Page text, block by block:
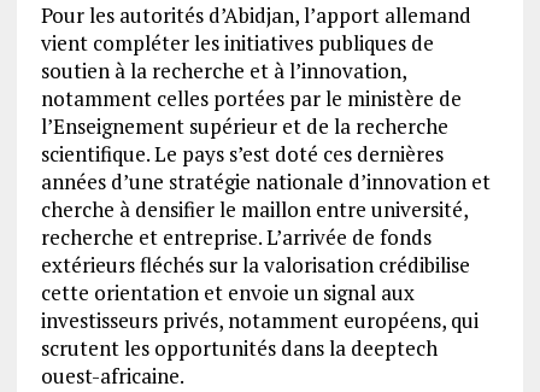
Pour les autorités d’Abidjan, l’apport allemand
vient compléter les initiatives publiques de
soutien à la recherche et à l’innovation,
notamment celles portées par le ministère de
l’Enseignement supérieur et de la recherche
scientifique. Le pays s’est doté ces dernières
années d’une stratégie nationale d’innovation et
cherche à densifier le maillon entre université,
recherche et entreprise. L’arrivée de fonds
extérieurs fléchés sur la valorisation crédibilise
cette orientation et envoie un signal aux
investisseurs privés, notamment européens, qui
scrutent les opportunités dans la deeptech
ouest-africaine.